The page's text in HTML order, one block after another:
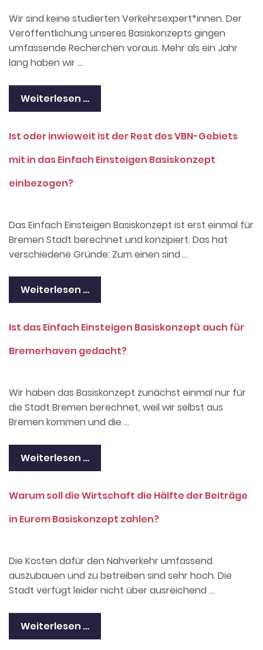
Wir sind keine studierten Verkehrsexpert*innen. Der
Veröffentlichung unseres Basiskonzepts gingen
umfassende Recherchen voraus. Mehr als ein Jahr
lang haben wir …
Weiterlesen …
Ist oder inwieweit ist der Rest des VBN-Gebiets
mit in das Einfach Einsteigen Basiskonzept
einbezogen?
Das Einfach Einsteigen Basiskonzept ist erst einmal für
Bremen Stadt berechnet und konzipiert. Das hat
verschiedene Gründe: Zum einen sind …
Weiterlesen …
Ist das Einfach Einsteigen Basiskonzept auch für
Bremerhaven gedacht?
Wir haben das Basiskonzept zunächst einmal nur für
die Stadt Bremen berechnet, weil wir selbst aus
Bremen kommen und die …
Weiterlesen …
Warum soll die Wirtschaft die Hälfte der Beiträge
in Eurem Basiskonzept zahlen?
Die Kosten dafür den Nahverkehr umfassend
auszubauen und zu betreiben sind sehr hoch. Die
Stadt verfügt leider nicht über ausreichend …
Weiterlesen …